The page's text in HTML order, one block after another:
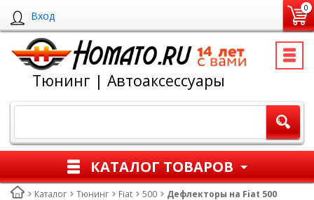
Вход
0
Тюнинг | Автоаксессуары
КАТАЛОГ ТОВАРОВ
Каталог Тюнинг Fiat 500 Дефлекторы на Fiat 500